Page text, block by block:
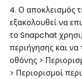
4. Ο αποκλεισμός
εξακολουθεί να
το Snapchat
περιήγησης και να
οθόνης >
> Περιορισμοί